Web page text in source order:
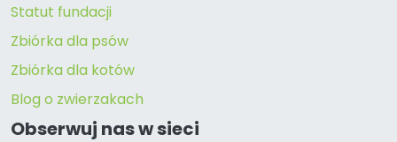
Statut fundacji
Zbiórka dla psów
Zbiórka dla kotów
Blog o zwierzakach
Obserwuj nas w sieci